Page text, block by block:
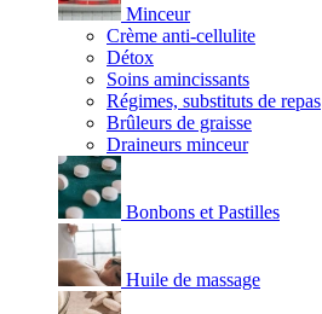
Minceur
Crème anti-cellulite
Détox
Soins amincissants
Régimes, substituts de repas
Brûleurs de graisse
Draineurs minceur
Bonbons et Pastilles
Huile de massage